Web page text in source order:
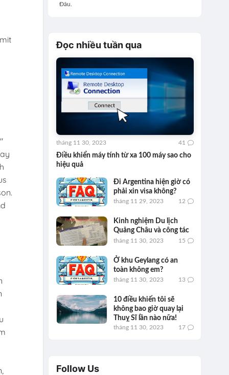
Đâu.
Đọc nhiều tuần qua
Điều khiển máy tính từ xa 100 máy sao cho
hiệu quả
tháng 11 30, 2023 41
Đi Argentina hiện giờ có
phải xin visa không?
tháng 11 29, 2023 12
Kinh nghiệm Du lịch
Quảng Châu và công tác
tháng 11 30, 2023 15
Ở khu Geylang có an
toàn không em?
tháng 11 30, 2023 13
10 điều khiến tôi sẽ
không bao giờ quay lại
Thuỵ Sĩ lần nào nữa!
tháng 11 30, 2023 17
Follow Us